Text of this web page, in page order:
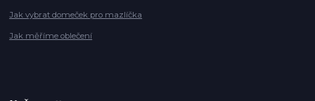
Jak vybrat domeček pro mazlíčka
Jak měříme oblečení